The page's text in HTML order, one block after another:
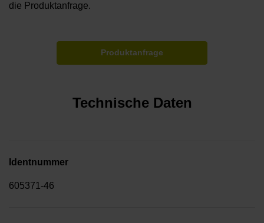
die Produktanfrage.
Produktanfrage
Technische Daten
Identnummer
605371-46